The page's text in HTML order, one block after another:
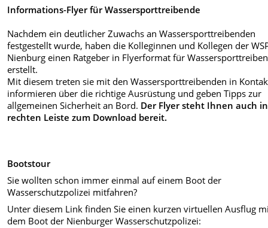
Informations-Flyer für Wassersporttreibende
Nachdem ein deutlicher Zuwachs an Wassersporttreibenden
festgestellt wurde, haben die Kolleginnen und Kollegen der
Nienburg einen Ratgeber in Flyerformat für
erstellt.
Mit diesem treten sie mit den Wassersporttreibenden in
informieren über die richtige Ausrüstung und geben Tipps zur
allgemeinen Sicherheit an Bord. Der Flyer steht Ihnen auch
rechten Leiste zum Download bereit.
Bootstour
Sie wollten schon immer einmal auf einem Boot der
Wasserschutzpolizei mitfahren?
Unter diesem Link finden Sie einen kurzen virtuellen Ausflug
dem Boot der Nienburger Wasserschutzpolizei: